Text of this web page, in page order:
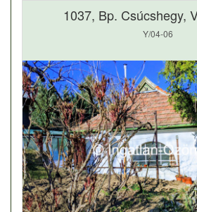
1037, Bp. Csúcshegy,
Y/04-06